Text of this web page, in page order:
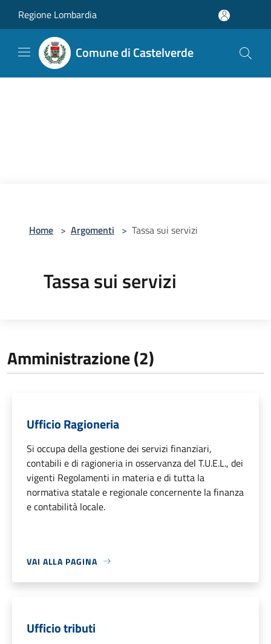
Regione Lombardia
Comune di Castelverde
Home > Argomenti > Tassa sui servizi
Tassa sui servizi
Amministrazione (2)
Ufficio Ragioneria
Si occupa della gestione dei servizi finanziari,
contabili e di ragioneria in osservanza del T.U.E.L., dei
vigenti Regolamenti in materia e di tutta la
normativa statale e regionale concernente la finanza
e contabilità locale.
VAI ALLA PAGINA
Ufficio tributi